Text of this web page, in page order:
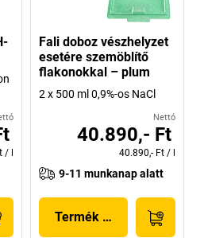
/
Fali doboz vészhelyzet
esetére szemöblítő
flakonokkal – plum
2 x 500 ml 0,9%-os NaCl
Nettó
40.890,- Ft
40.890,- Ft /
9-11 munkanap alatt
Termék megjelenítése